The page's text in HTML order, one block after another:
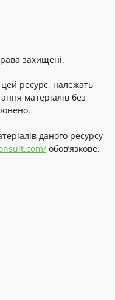
захищені.
цей ресурс, належать
матеріалів без
даного ресурсу
обов’язкове.